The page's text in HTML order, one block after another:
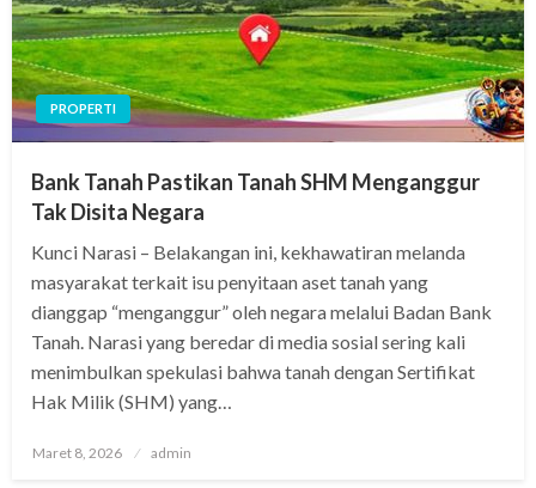
PROPERTI
Bank Tanah Pastikan Tanah SHM Menganggur
Tak Disita Negara
Kunci Narasi – Belakangan ini, kekhawatiran melanda
masyarakat terkait isu penyitaan aset tanah yang
dianggap “menganggur” oleh negara melalui Badan Bank
Tanah. Narasi yang beredar di media sosial sering kali
menimbulkan spekulasi bahwa tanah dengan Sertifikat
Hak Milik (SHM) yang…
Posted
Maret 8, 2026 admin